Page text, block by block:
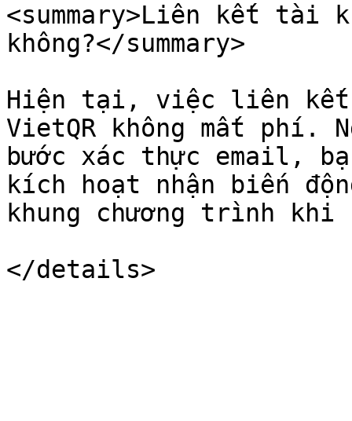
<summary>Liên kết tài
không?</summary>
Hiện tại, việc liên kết
VietQR không mất phí.
bước xác thực email,
kích hoạt nhận biến
khung chương trình